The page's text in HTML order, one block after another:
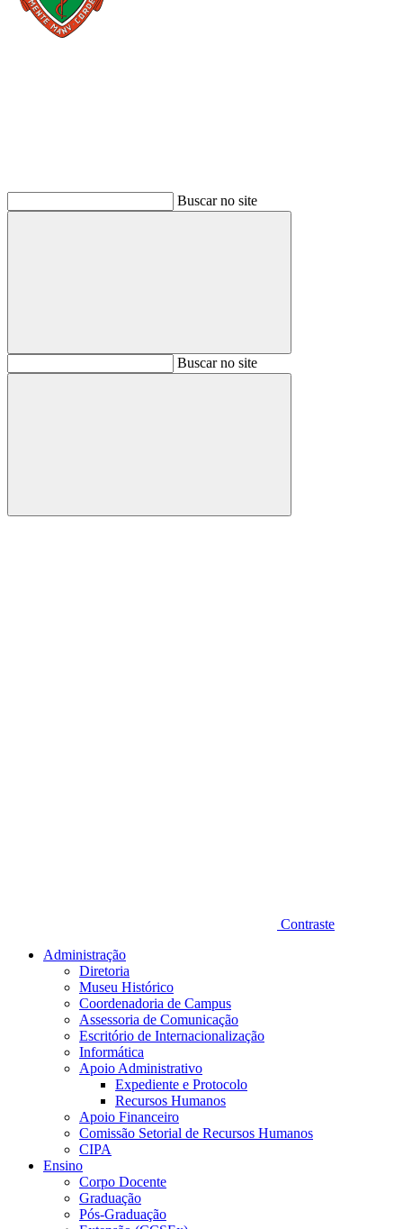
Buscar no site
BuscarBuscar no site
Buscar
Contraste
Administração
Diretoria
Museu Histórico
Coordenadoria de Campus
Assessoria de Comunicação
Escritório de Internacionalização
Informática
Apoio Administrativo
Expediente e Protocolo
Recursos Humanos
Apoio Financeiro
Comissão Setorial de Recursos Humanos
CIPA
Ensino
Corpo Docente
Graduação
Pós-Graduação